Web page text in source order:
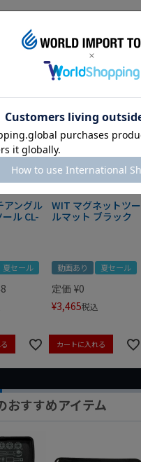
アングル
ル CL-
夏セール
WIT マグネットツー
ルマット ブラック
動画あり 夏セール
定価 ¥0
¥3,465税込
カートに入れる
おすすめアイテム